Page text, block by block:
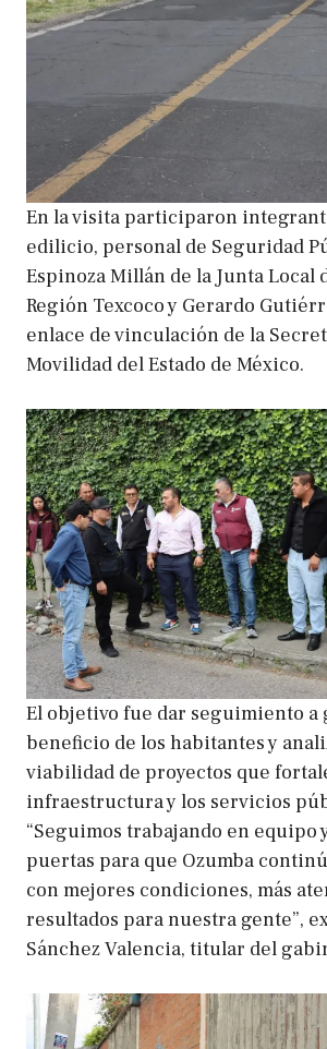
En la visita participaron
edilicio, personal de Seguridad
Espinoza Millán de la Junta Local
Región Texcoco y Gerardo
enlace de vinculación de la
Movilidad del Estado de México.
El objetivo fue dar seguimiento a
beneficio de los habitantes y
viabilidad de proyectos que
infraestructura y los servicios
“Seguimos trabajando en equipo
puertas para que Ozumba
con mejores condiciones, más
resultados para nuestra gente”,
Sánchez Valencia, titular del